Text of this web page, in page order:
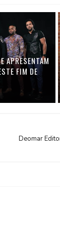
APRESENTAM
FIM DE
Deomar